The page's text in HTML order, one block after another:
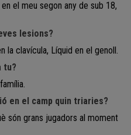
el meu segon any de sub 18,
lesions?
la clavícula, Líquid en el genoll.
tu?
en el camp quin triaries?
són grans jugadors al moment